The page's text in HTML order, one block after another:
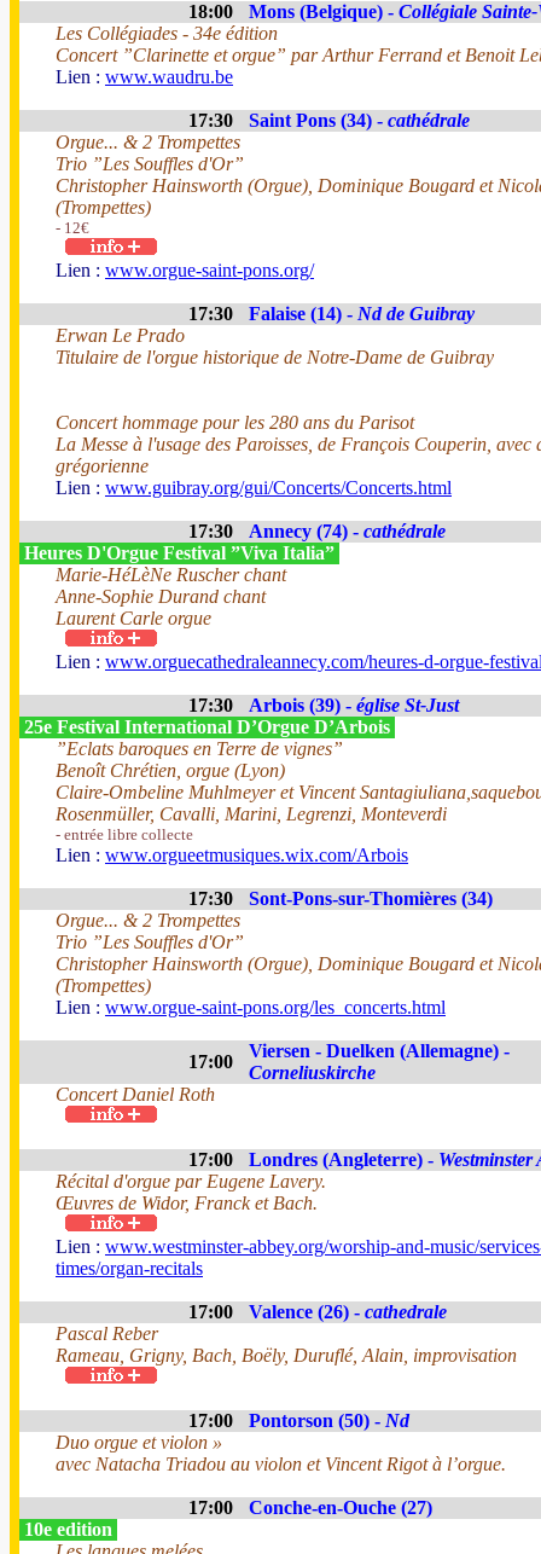
18:00 Mons (Belgique) - Collégiale
Les Collégiades - 34e édition
Concert ”Clarinette et orgue” par Arthur Ferrand et Benoit
Lien : www.waudru.be
17:30 Saint Pons (34) - cathédrale
Orgue... & 2 Trompettes
Trio ”Les Souffles d'Or”
Christopher Hainsworth (Orgue), Dominique Bougard et
(Trompettes)
- 12€
Lien : www.orgue-saint-pons.org/
17:30 Falaise (14) - Nd de Guibray
Erwan Le Prado
Titulaire de l'orgue historique de Notre-Dame de Guibray
Concert hommage pour les 280 ans du Parisot
La Messe à l'usage des Paroisses, de François Couperin, avec
grégorienne
Lien : www.guibray.org/gui/Concerts/Concerts.html
17:30 Annecy (74) - cathédrale
Heures D'Orgue Festival ”Viva Italia”
Marie-HéLèNe Ruscher chant
Anne-Sophie Durand chant
Laurent Carle orgue
Lien : www.orguecathedraleannecy.com/heures-d-orgue-
17:30 Arbois (39) - église St-Just
25e Festival International D’Orgue D’Arbois
”Eclats baroques en Terre de vignes”
Benoît Chrétien, orgue (Lyon)
Claire-Ombeline Muhlmeyer et Vincent
Rosenmüller, Cavalli, Marini, Legrenzi, Monteverdi
- entrée libre collecte
Lien : www.orgueetmusiques.wix.com/Arbois
17:30
Sont-Pons-sur-Thomières (34)
Orgue... & 2 Trompettes
Trio ”Les Souffles d'Or”
Christopher Hainsworth (Orgue), Dominique Bougard et
(Trompettes)
Lien : www.orgue-saint-pons.org/les_concerts.html
17:00
Viersen - Duelken (Allemagne) -
Corneliuskirche
Concert Daniel Roth
17:00 Londres (Angleterre) - Westminster
Récital d'orgue par Eugene Lavery.
Œuvres de Widor, Franck et Bach.
Lien : www.westminster-abbey.org/worship-and-music/
times/organ-recitals
17:00 Valence (26) - cathedrale
Pascal Reber
Rameau, Grigny, Bach, Boëly, Duruflé, Alain, improvisation
17:00 Pontorson (50) - Nd
Duo orgue et violon »
avec Natacha Triadou au violon et Vincent Rigot à l’orgue.
17:00
Conche-en-Ouche (27)
10e edition